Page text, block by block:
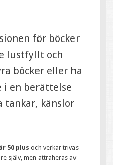
för böcker
lustfyllt och
böcker eller ha
i en berättelse
tankar, känslor
50 plusoch verkar trivas
själv, men attraheras av